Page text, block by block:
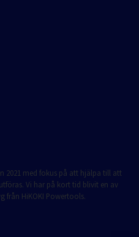
2021 med fokus på att hjälpa till att
Vi har på kort tid blivit en av
från HiKOKI Powertools.